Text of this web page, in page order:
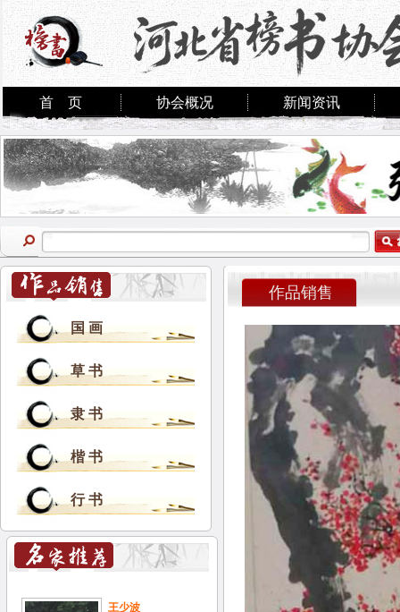
首 页 协会概况 新闻资讯
国 画
草 书
隶 书
楷 书
行 书
作品销售